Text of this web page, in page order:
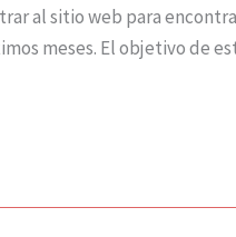
al sitio web para
meses. El objetivo de